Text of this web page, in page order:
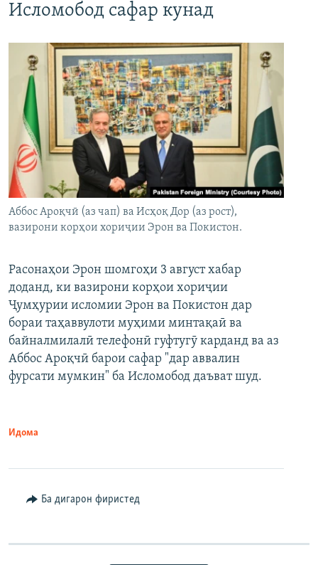
Исломобод сафар кунад
Аббос Ароқчӣ (аз чап) ва Исҳоқ Дор (аз рост),
вазирони корҳои хориҷии Эрон ва Покистон.
Расонаҳои Эрон шомгоҳи 3 август хабар
доданд, ки вазирони корҳои хориҷии
Ҷумҳурии исломии Эрон ва Покистон дар
бораи таҳаввулоти муҳими минтақаӣ ва
байналмилалӣ телефонӣ гуфтугӯ карданд ва аз
Аббос Ароқчӣ барои сафар "дар аввалин
фурсати мумкин" ба Исломобод даъват шуд.
Идома
Ба дигарон фиристед